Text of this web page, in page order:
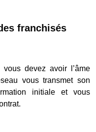
franchisés
devez avoir l’âme
vous transmet son
initiale et vous